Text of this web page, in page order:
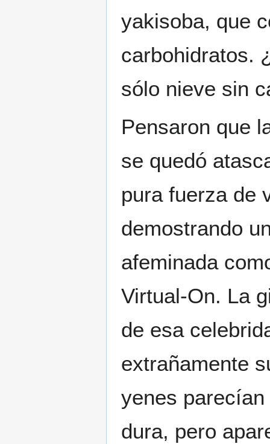
yakisoba, que
carbohidratos.
sólo nieve sin
Pensaron que
se quedó
pura fuerza de
demostrando
afeminada
Virtual-On. La
de esa
extrañamente
yenes
dura, pero